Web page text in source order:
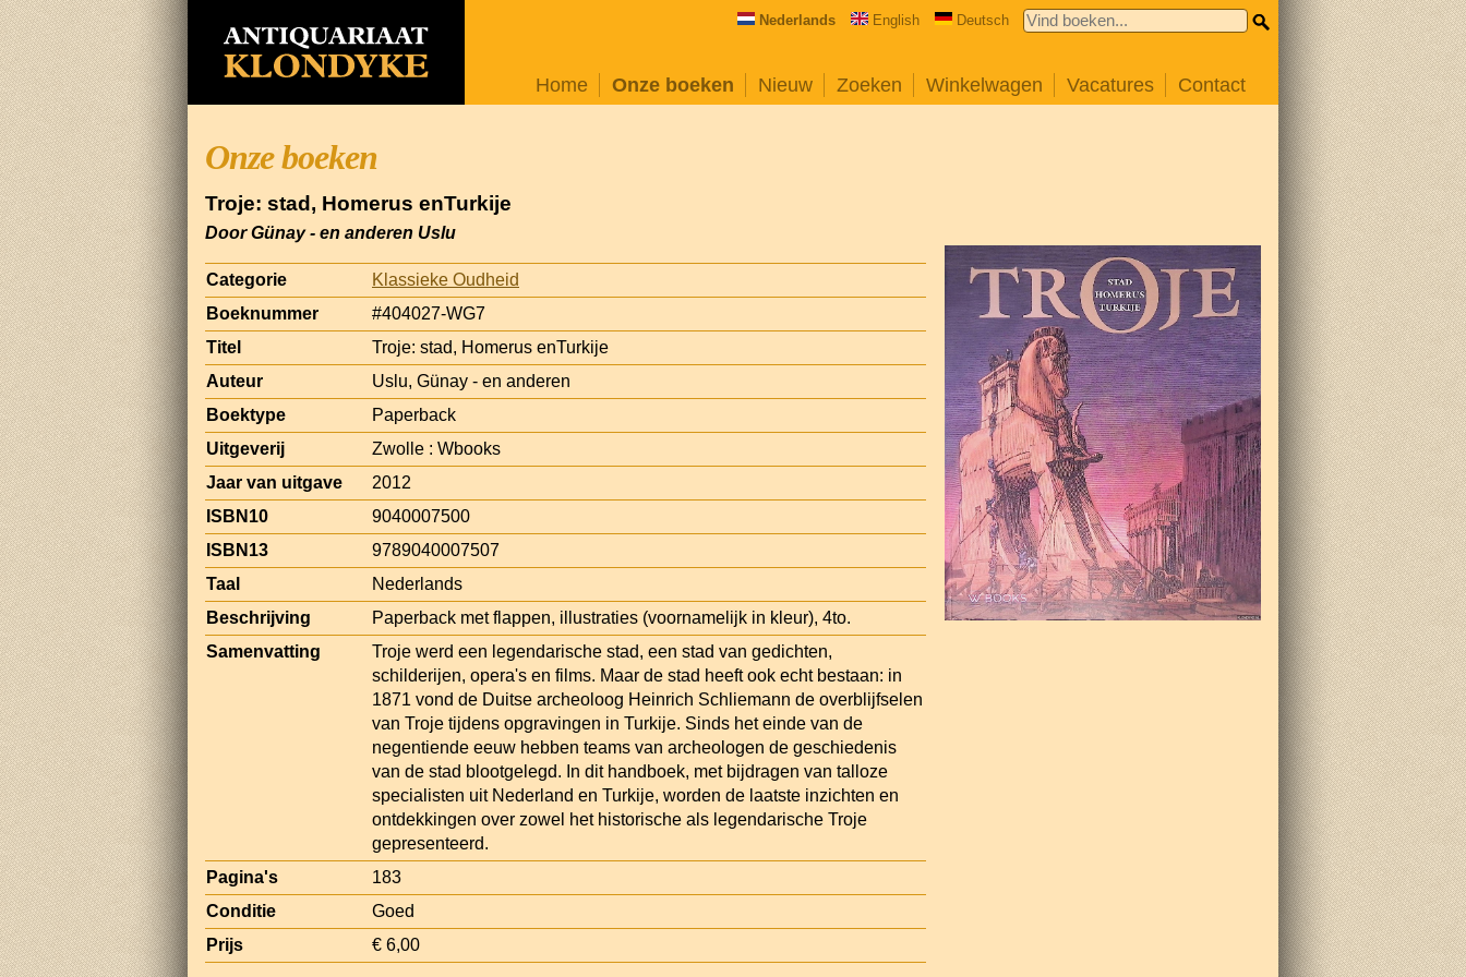
Nederlands English Deutsch
Home Onze boeken Nieuw Zoeken Winkelwagen Vacatures Contact
Onze boeken
Troje: stad, Homerus enTurkije
Door Günay - en anderen Uslu
Categorie
Klassieke Oudheid
Boeknummer
#404027-WG7
Titel
Troje: stad, Homerus enTurkije
Auteur
Uslu, Günay - en anderen
Boektype
Paperback
Uitgeverij
Zwolle : Wbooks
Jaar van uitgave
2012
ISBN10
9040007500
ISBN13
9789040007507
Taal
Nederlands
Beschrijving
Paperback met flappen, illustraties (voornamelijk in kleur), 4to.
Samenvatting
Troje werd een legendarische stad, een stad van gedichten,
schilderijen, opera's en films. Maar de stad heeft ook echt bestaan: in
1871 vond de Duitse archeoloog Heinrich Schliemann de overblijfselen
van Troje tijdens opgravingen in Turkije. Sinds het einde van de
negentiende eeuw hebben teams van archeologen de geschiedenis
van de stad blootgelegd. In dit handboek, met bijdragen van talloze
specialisten uit Nederland en Turkije, worden de laatste inzichten en
ontdekkingen over zowel het historische als legendarische Troje
gepresenteerd.
Pagina's
183
Conditie
Goed
Prijs
€ 6,00